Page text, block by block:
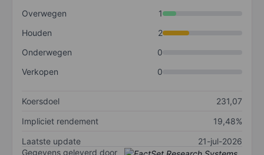
Overwegen
1
Houden
2
Onderwegen
0
Verkopen
0
Koersdoel
231,07
Impliciet rendement
19,48%
Laatste update
21-jul-2026
Gegevens geleverd door